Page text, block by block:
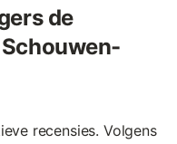
de
recensies. Volgens